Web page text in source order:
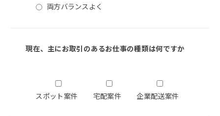
両方バランスよく
現在、主にお取引のあるお仕事の種類は何ですか
スポット案件 宅配案件 企業配送案件